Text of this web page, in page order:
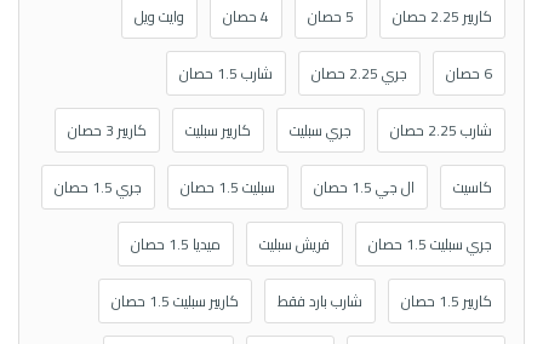
كاريير 2.25 حصان 5 حصان 4 حصان وايت ويل
6 حصان جري 2.25 حصان شارب 1.5 حصان
شارب 2.25 حصان جري سبليت كاريير سبليت كاريير 3 حصان
كاسيت ال جي 1.5 حصان سبليت 1.5 حصان جري 1.5 حصان
جري سبليت 1.5 حصان فريش سبليت ميديا 1.5 حصان
كاريير 1.5 حصان شارب بارد فقط كاريير سبليت 1.5 حصان